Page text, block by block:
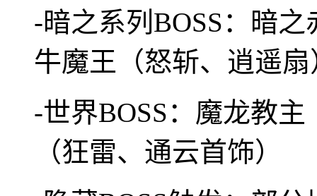
-暗之系列BOSS：暗
牛魔王（怒斩、逍遥扇
-世界BOSS：魔龙教
（狂雷、通云首饰）